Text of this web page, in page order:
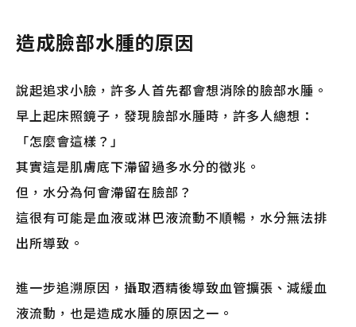
造成臉部水腫的原因
說起追求小臉，許多人首先都會想消除的臉部水腫。
早上起床照鏡子，發現臉部水腫時，許多人總想：
「怎麼會這樣？」
其實這是肌膚底下滯留過多水分的徵兆。
但，水分為何會滯留在臉部？
這很有可能是血液或淋巴液流動不順暢，水分無法排
出所導致。
進一步追溯原因，攝取酒精後導致血管擴張、減緩血
液流動，也是造成水腫的原因之一。